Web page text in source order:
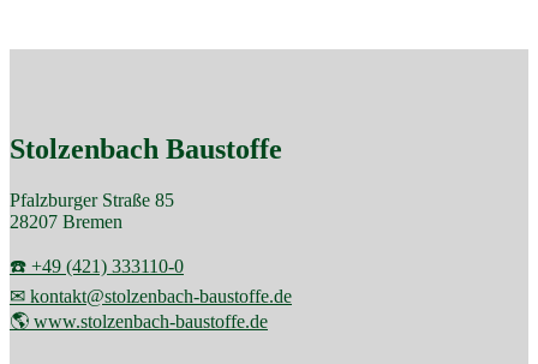
Stolzenbach Baustoffe
Pfalzburger Straße 85
28207 Bremen
☎️ +49 (421) 333110-0
✉ kontakt@stolzenbach-baustoffe.de
🌎 www.stolzenbach-baustoffe.de